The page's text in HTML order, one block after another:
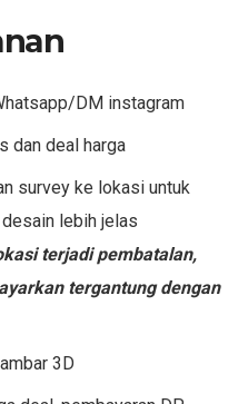
DM instagram
dan deal harga
survey ke lokasi untuk
lebih jelas
terjadi pembatalan,
tergantung dengan
3D